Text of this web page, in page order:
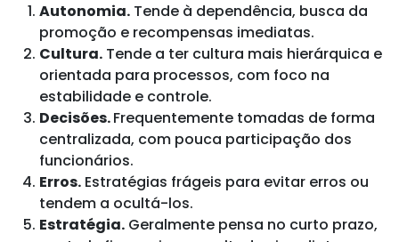
Autonomia. Tende à dependência, busca da
promoção e recompensas imediatas.
Cultura. Tende a ter cultura mais hierárquica e
orientada para processos, com foco na
estabilidade e controle.
Decisões.Frequentemente tomadas de forma
centralizada, com pouca participação dos
funcionários.
Erros. Estratégias frágeis para evitar erros ou
tendem a ocultá-los.
Estratégia. Geralmente pensa no curto prazo,